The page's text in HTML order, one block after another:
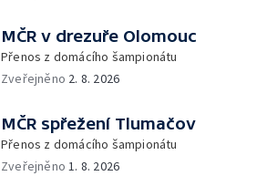
MČR v drezuře Olomouc
Přenos z domácího šampionátu
Zveřejněno 2. 8. 2026
MČR spřežení Tlumačov
Přenos z domácího šampionátu
Zveřejněno1. 8. 2026